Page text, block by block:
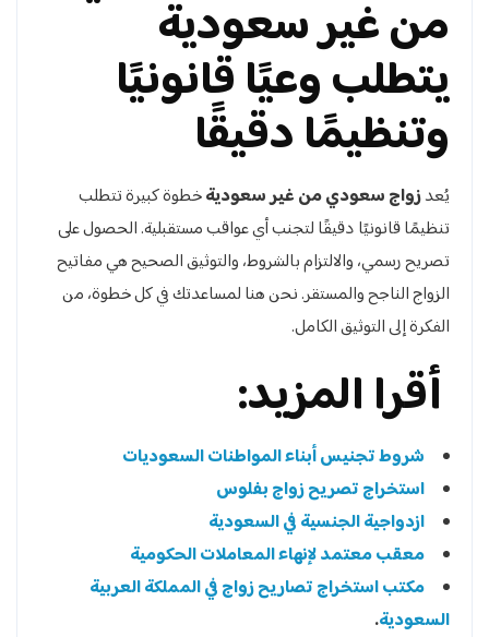
من غير سعودية
يتطلب وعيًا قانونيًا
وتنظيمًا دقيقًا
يُعدزواج سعودي من غير سعوديةخطوة كبيرة تتطلب
تنظيمًا قانونيًا دقيقًا لتجنب أي عواقب مستقبلية. الحصول على
تصريح رسمي، والالتزام بالشروط، والتوثيق الصحيح هي مفاتيح
الزواج الناجح والمستقر. نحن هنا لمساعدتك في كل خطوة، من
الفكرة إلى التوثيق الكامل.
أقرا المزيد:
شروط تجنيس أبناء المواطنات السعوديات
استخراج تصريح زواج بفلوس
ازدواجية الجنسية في السعودية
معقب معتمد لإنهاء المعاملات الحكومية
مكتب استخراج تصاريح زواج في المملكة العربية
السعودية.